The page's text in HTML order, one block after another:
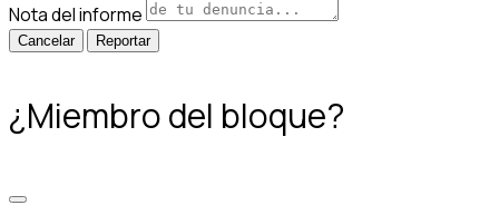
Nota del informe
Reportar
¿Miembro del bloque?